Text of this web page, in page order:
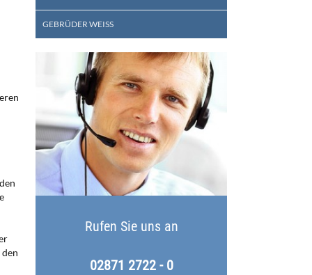
GEBRÜDER WEISS
Rufen Sie uns an
02871 2722 - 0